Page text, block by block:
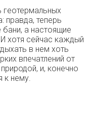
геотермальных
правда, теперь
а настоящие
хотя сейчас каждый
в нем хоть
впечатлений от
и, конечно
к нему.